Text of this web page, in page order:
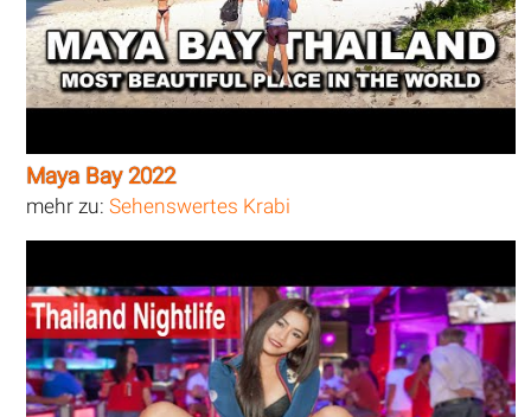
Maya Bay 2022
mehr zu:Sehenswertes Krabi